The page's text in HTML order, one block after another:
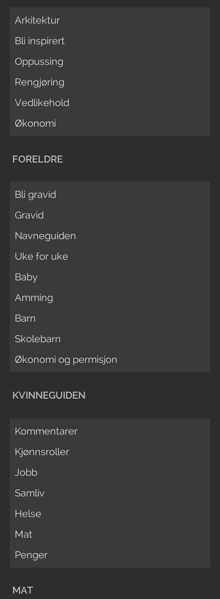
Arkitektur
Bli inspirert
Oppussing
Rengjøring
Vedlikehold
Økonomi
FORELDRE
Bli gravid
Gravid
Navneguiden
Uke for uke
Baby
Amming
Barn
Skolebarn
Økonomi og permisjon
KVINNEGUIDEN
Kommentarer
Kjønnsroller
Jobb
Samliv
Helse
Mat
Penger
MAT